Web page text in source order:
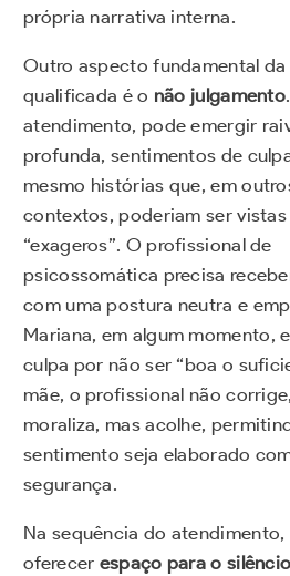
própria narrativa interna.
Outro aspecto fundamental da
qualificada é o não julgamento
atendimento, pode emergir
profunda, sentimentos de
mesmo histórias que, em
contextos, poderiam ser
“exageros”. O profissional de
psicossomática precisa
com uma postura neutra e
Mariana, em algum momento,
culpa por não ser “boa o
mãe, o profissional não
moraliza, mas acolhe,
sentimento seja elaborado
segurança.
Na sequência do atendimento,
oferecer espaço para o silêncio